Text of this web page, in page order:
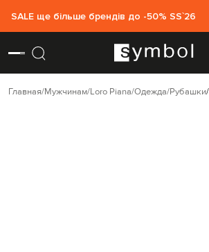
SALE ще більше брендів до -50% SS`26
Главная Мужчинам Loro Piana Одежда Рубашки